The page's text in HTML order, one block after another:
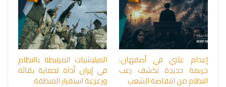
إعدام علني في أصفهان:
جريمة جديدة تكشف رعب
النظام من انتفاضة الشعب
الميليشيات المرتبطة بالنظام
في إيران أداة لحماية بقائه
وزعزعة استقرار المنطقة